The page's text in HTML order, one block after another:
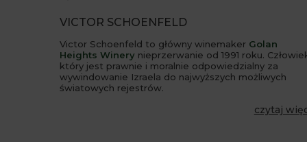
VICTOR SCHOENFELD
Victor Schoenfeld to główny winemaker Golan
Heights Winery nieprzerwanie od 1991 roku.
który jest prawnie i moralnie odpowiedzialny za
wywindowanie Izraela do najwyższych możliwych
światowych rejestrów.
czytaj